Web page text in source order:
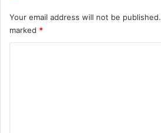
Your email address will not be published.
marked *